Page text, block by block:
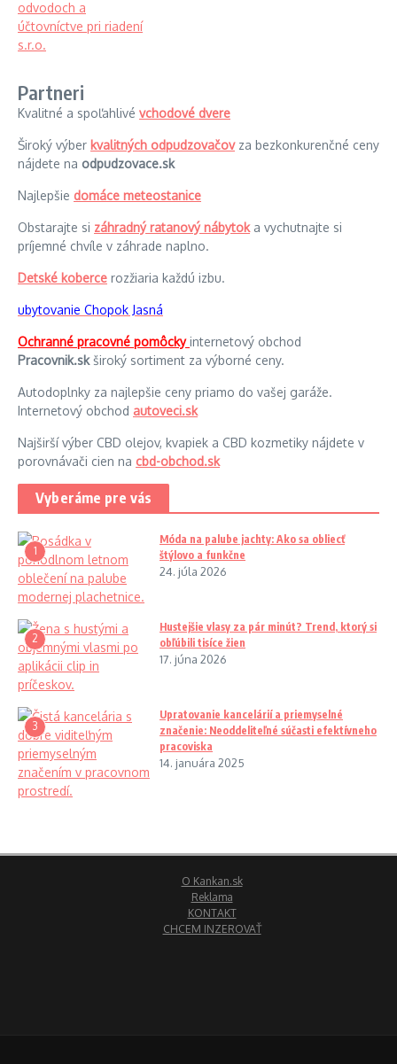
Partneri
Kvalitné a spoľahlivé vchodové dvere
Široký výber kvalitných odpudzovačovza bezkonkurenčné ceny
nájdete na odpudzovace.sk
Najlepšie domáce meteostanice
Obstarajte si záhradný ratanový nábytoka vychutnajte si
príjemné chvíle v záhrade naplno.
Detské koberce rozžiaria každú izbu.
ubytovanie Chopok Jasná
Ochranné pracovné pomôckyinternetový obchod
Pracovnik.skširoký sortiment za výborné ceny.
Autodoplnky za najlepšie ceny priamo do vašej garáže.
Internetový obchod autoveci.sk
Najširší výber CBD olejov, kvapiek a CBD kozmetiky nájdete v
porovnávači cien na cbd-obchod.sk
Vyberáme pre vás
1
Móda na palube jachty: Ako sa obliecť
štýlovo a funkčne
24. júla 2026
2
Hustejšie vlasy za pár minút? Trend, ktorý si
obľúbili tisíce žien
17. júna 2026
3
Upratovanie kancelárií a priemyselné
značenie: Neoddeliteľné súčasti efektívneho
pracoviska
14. januára 2025
O Kankan.sk
Reklama
KONTAKT
CHCEM INZEROVAŤ